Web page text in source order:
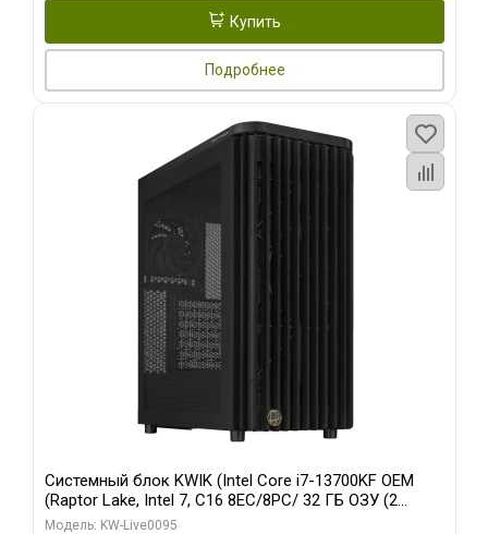
Купить
Подробнее
Системный блок KWIK (Intel Core i7-13700KF OEM
(Raptor Lake, Intel 7, C16 8EC/8PC/ 32 ГБ ОЗУ (2
модуля)/ Afox RTX4090 24GB GDDR6X 384-Bit 3xDP
Модель: KW-Live0095